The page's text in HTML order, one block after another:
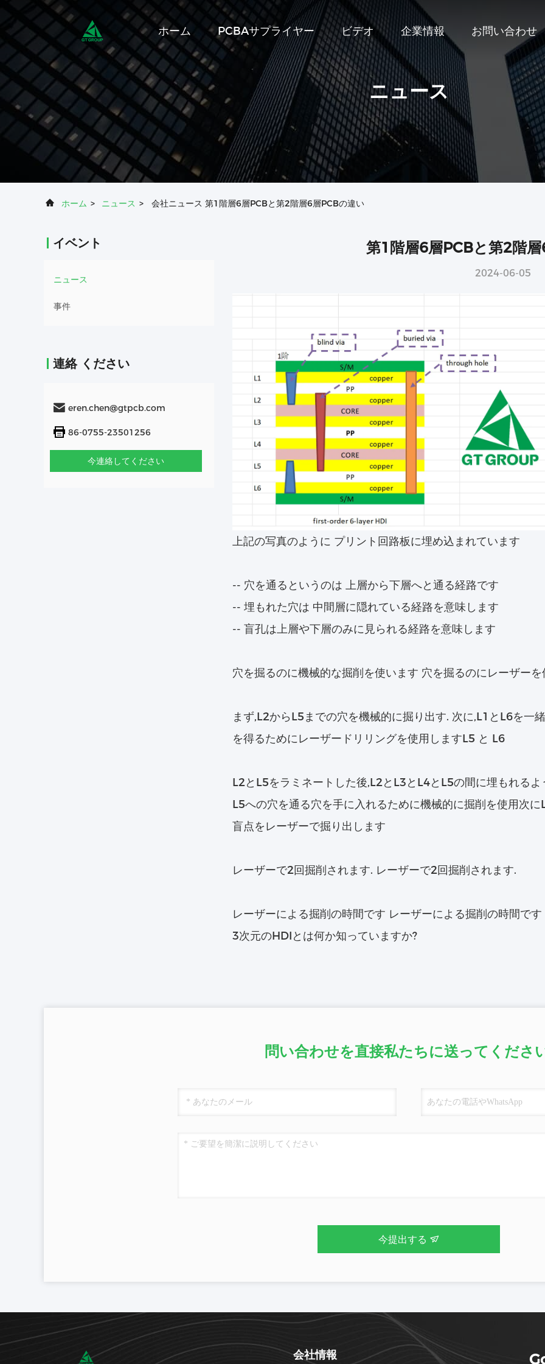
ホーム PCBAサプライヤー ビデオ 企業情報 お問い合わせ
ニュース
ホーム > ニュース > 会社ニュース 第1階層6層PCBと第2階層6層PCBの違い
イベント
ニュース
事件
連絡 ください
eren.chen@gtpcb.com
86-0755-23501256
今連絡してください
第1階層6層PCBと第2階
2024-06-05
上記の写真のように プリント回路板に埋め込まれています
-- 穴を通るというのは 上層から下層へと通る経路です
-- 埋もれた穴は 中間層に隠れている経路を意味します
-- 盲孔は上層や下層のみに見られる経路を意味します
穴を掘るのに機械的な掘削を使います 穴を掘るのにレーザー
まず,L2からL5までの穴を機械的に掘り出す. 次に,L1とL6を一
を得るためにレーザードリリングを使用しますL5 と L6
L2とL5をラミネートした後,L2とL3とL4とL5の間に埋もれる
L5への穴を通る穴を手に入れるために機械的に掘削を使用次
盲点をレーザーで掘り出します
レーザーで2回掘削されます. レーザーで2回掘削されます.
レーザーによる掘削の時間です レーザーによる掘削の時間です
3次元のHDIとは何か知っていますか?
問い合わせを直接私たちに送ってくださ
今提出する
会社情報